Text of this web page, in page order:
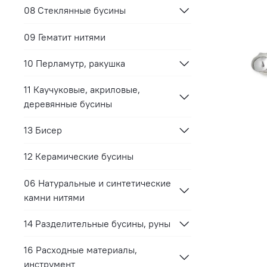
08 Стеклянные бусины
09 Гематит нитями
10 Перламутр, ракушка
11 Каучуковые, акриловые,
деревянные бусины
13 Бисер
12 Керамические бусины
06 Натуральные и синтетические
камни нитями
14 Разделительные бусины, руны
16 Расходные материалы,
инструмент